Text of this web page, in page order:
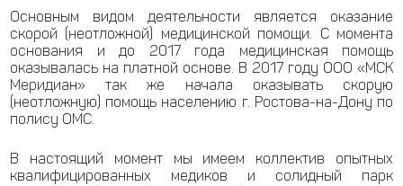
Основным видом деятельности является оказание
скорой (неотложной) медицинской помощи. С момента
основания и до 2017 года медицинская помощь
оказывалась на платной основе. В 2017 году ООО «МСК
Меридиан» так же начала оказывать скорую
(неотложную) помощь населению г. Ростова-на-Дону по
полису ОМС.
В настоящий момент мы имеем коллектив опытных
квалифицированных медиков и солидный парк